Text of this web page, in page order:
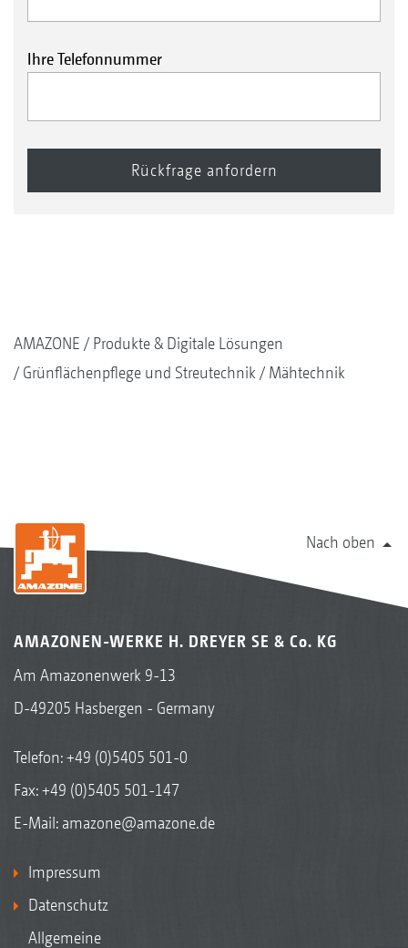
Ihre Telefonnummer
AMAZONE
Produkte & Digitale Lösungen
Grünflächenpflege und Streutechnik
Mähtechnik
Nach oben
AMAZONEN-WERKE H. DREYER SE & Co. KG
Am Amazonenwerk 9-13
D-49205 Hasbergen - Germany
Telefon:+49 (0)5405 501-0
Fax: +49 (0)5405 501-147
E-Mail: amazone@amazone.de
Impressum
Datenschutz
Allgemeine